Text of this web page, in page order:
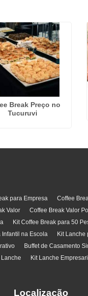
Break Preço no
Tucuruvi
para Empresa
Coffee
Valor
Coffee Break Valor
Kit Coffee Break para 50
Infantil na Escola Kit Lanche
Buffet de Casamento
Lanche Kit Lanche
Localização